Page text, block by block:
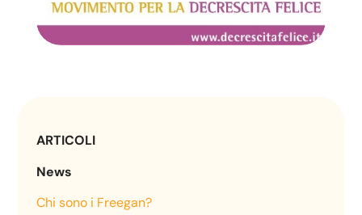
ARTICOLI
News
Chi sono i Freegan?